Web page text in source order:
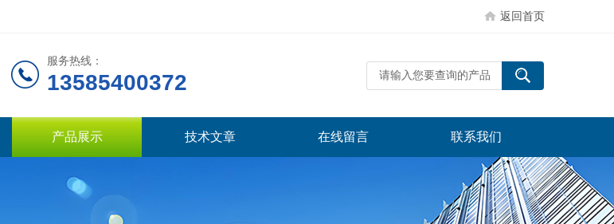
返回首页
服务热线：
13585400372
产品展示 技术文章 在线留言 联系我们